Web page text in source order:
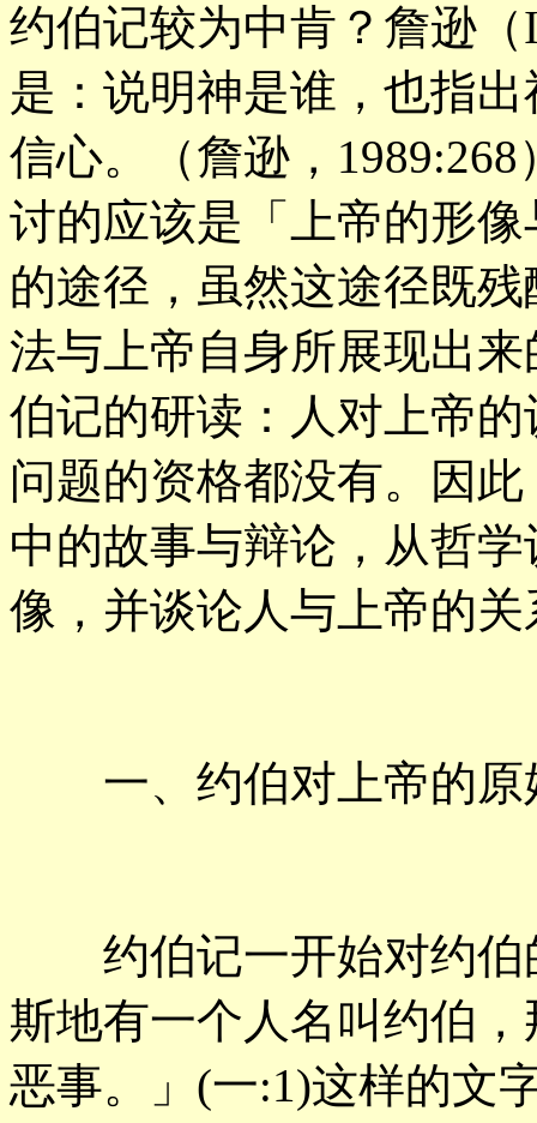
约伯记较为中肯？詹逊（
是：说明神是谁，也指
信心。（詹逊，
讨的应该是「上帝的形
的途径，虽然这途径既
法与上帝自身所展现出
伯记的研读：人对上帝
问题的资格都没有。因
中的故事与辩论，从哲
像，并谈论人与上帝的关
一、约伯对上帝的原
约伯记一开始对约伯
斯地有一个人名叫约伯
恶事。」(一:1)这样的文